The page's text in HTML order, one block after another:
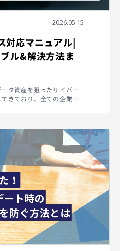
2026.05.15
対応マニュアル|
ル&解決方法ま
タ資産を狙ったサイバー
きており、全ての企業に